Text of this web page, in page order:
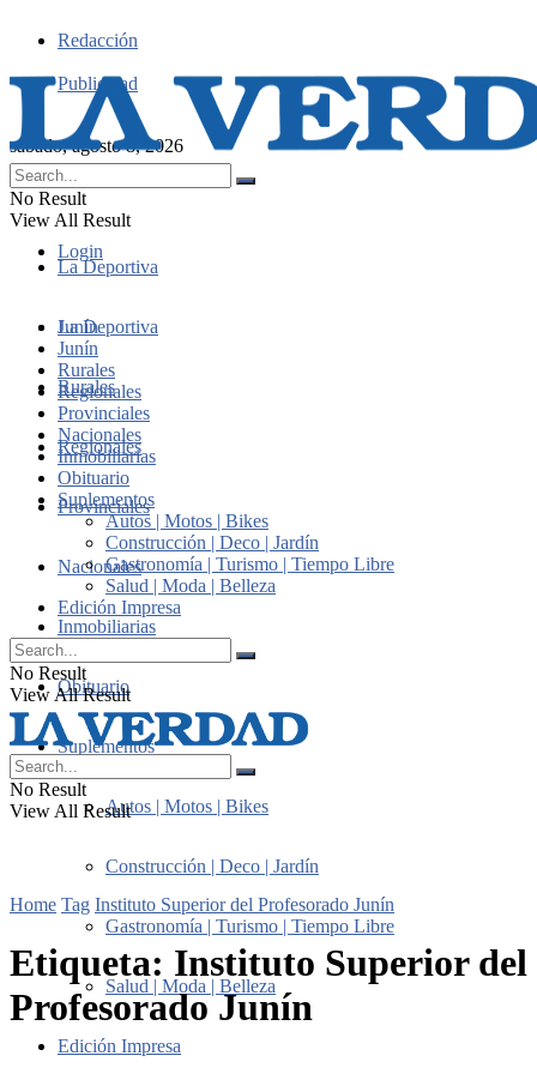
Redacción
Publicidad
sábado, agosto 8, 2026
Login
No Result
View All Result
La Deportiva
Junín
Rurales
Regionales
Provinciales
Nacionales
Inmobiliarias
Obituario
Suplementos
Autos | Motos | Bikes
Construcción | Deco | Jardín
Gastronomía | Turismo | Tiempo Libre
Salud | Moda | Belleza
Edición Impresa
La Deportiva
Junín
Rurales
Regionales
Provinciales
Nacionales
Inmobiliarias
Obituario
Suplementos
Autos | Motos | Bikes
Construcción | Deco | Jardín
Gastronomía | Turismo | Tiempo Libre
Salud | Moda | Belleza
Edición Impresa
No Result
View All Result
No Result
View All Result
Home Tag Instituto Superior del Profesorado Junín
Etiqueta: Instituto Superior del
Profesorado Junín